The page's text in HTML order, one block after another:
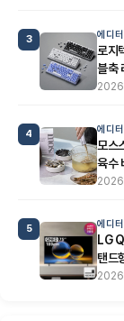
3 에디
로지
블축
4 에디
모스
육수
5 에디
LG
탠드